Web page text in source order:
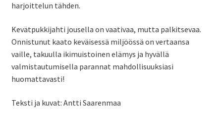
harjoittelun tähden.
Kevätpukkijahti jousella on vaativaa, mutta palkitsevaa.
Onnistunut kaato keväisessä miljöössä on vertaansa
vaille, takuulla ikimuistoinen elämys ja hyvällä
valmistautumisella parannat mahdollisuuksiasi
huomattavasti!
Teksti ja kuvat: Antti Saarenmaa